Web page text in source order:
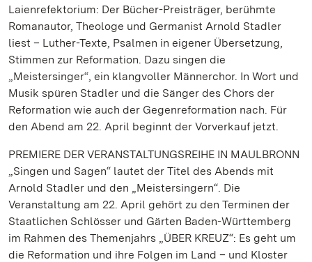
Laienrefektorium: Der Bücher-Preisträger, berühmte
Romanautor, Theologe und Germanist Arnold Stadler
liest – Luther-Texte, Psalmen in eigener Übersetzung,
Stimmen zur Reformation. Dazu singen die
„Meistersinger“, ein klangvoller Männerchor. In Wort und
Musik spüren Stadler und die Sänger des Chors der
Reformation wie auch der Gegenreformation nach. Für
den Abend am 22. April beginnt der Vorverkauf jetzt.
PREMIERE DER VERANSTALTUNGSREIHE IN MAULBRONN
„Singen und Sagen“ lautet der Titel des Abends mit
Arnold Stadler und den „Meistersingern“. Die
Veranstaltung am 22. April gehört zu den Terminen der
Staatlichen Schlösser und Gärten Baden-Württemberg
im Rahmen des Themenjahrs „ÜBER KREUZ“: Es geht um
die Reformation und ihre Folgen im Land – und Kloster